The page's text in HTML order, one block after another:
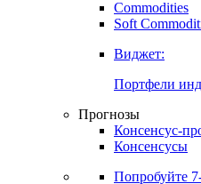
Commodities
Золото
Бензин
Soft
Виджет:
Портфели
Прогнозы